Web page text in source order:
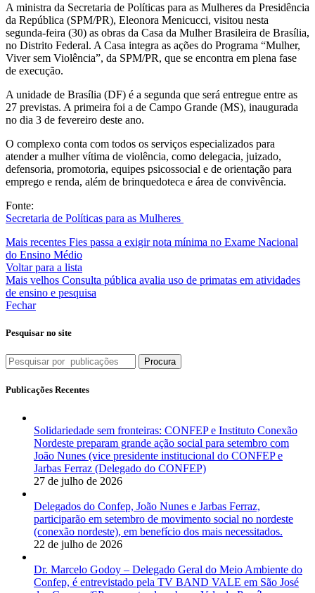
A ministra da Secretaria de Políticas para as Mulheres da Presidência
da República (SPM/PR), Eleonora Menicucci, visitou nesta
segunda-feira (30) as obras da Casa da Mulher Brasileira de Brasília,
no Distrito Federal. A Casa integra as ações do Programa “Mulher,
Viver sem Violência”, da SPM/PR, que se encontra em plena fase
de execução.
A unidade de Brasília (DF) é a segunda que será entregue entre as
27 previstas. A primeira foi a de Campo Grande (MS), inaugurada
no dia 3 de fevereiro deste ano.
O complexo conta com todos os serviços especializados para
atender a mulher vítima de violência, como delegacia, juizado,
defensoria, promotoria, equipes psicossocial e de orientação para
emprego e renda, além de brinquedoteca e área de convivência.
Fonte:
Secretaria de Políticas para as Mulheres
Mais recentes Fies passa a exigir nota mínima no Exame Nacional
do Ensino Médio
Voltar para a lista
Mais velhos Consulta pública avalia uso de primatas em atividades
de ensino e pesquisa
Fechar
Pesquisar no site
Procura
Publicações Recentes
Solidariedade sem fronteiras: CONFEP e Instituto Conexão
Nordeste preparam grande ação social para setembro com
João Nunes (vice presidente institucional do CONFEP e
Jarbas Ferraz (Delegado do CONFEP)
27 de julho de 2026
Delegados do Confep, João Nunes e Jarbas Ferraz,
participarão em setembro de movimento social no nordeste
(conexão nordeste), em benefício dos mais necessitados.
22 de julho de 2026
Dr. Marcelo Godoy – Delegado Geral do Meio Ambiente do
Confep, é entrevistado pela TV BAND VALE em São José